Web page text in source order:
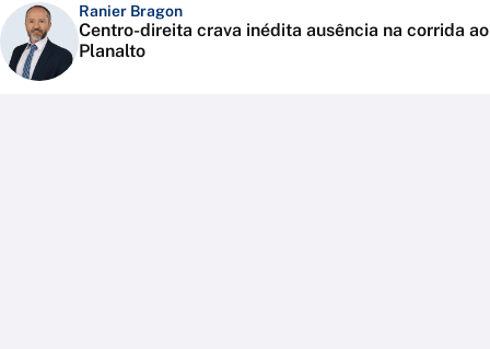
Ranier Bragon
Centro-direita crava inédita ausência na corrida ao
Planalto